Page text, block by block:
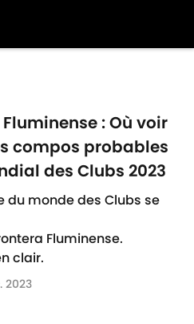
: Où voir
compos probables
des Clubs 2023
du monde des Clubs se
Fluminense.
clair.
2023